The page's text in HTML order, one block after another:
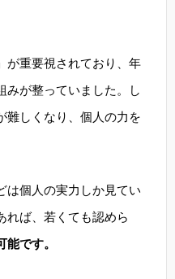
が重要視されており、年
みが整っていました。し
難しくなり、個人の力を
は個人の実力しか見てい
れば、若くても認めら
です。